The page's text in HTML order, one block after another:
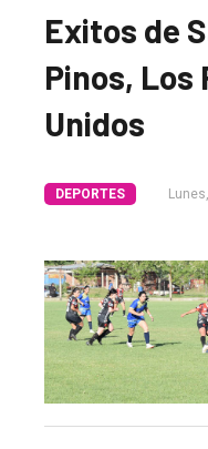
Exitos de
Pinos, Los
Unidos
DEPORTES